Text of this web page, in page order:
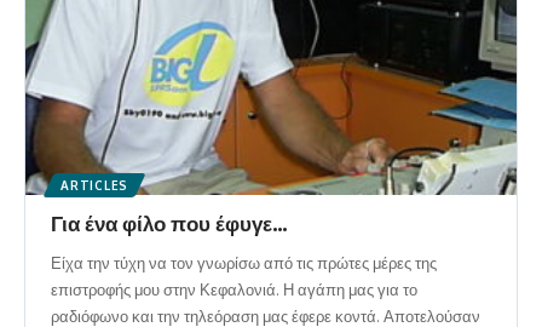
ARTICLES
Για ένα φίλο που έφυγε…
Είχα την τύχη να τον γνωρίσω από τις πρώτες μέρες της
επιστροφής μου στην Κεφαλονιά. Η αγάπη μας για το
ραδιόφωνο και την τηλεόραση μας έφερε κοντά. Αποτελούσαν